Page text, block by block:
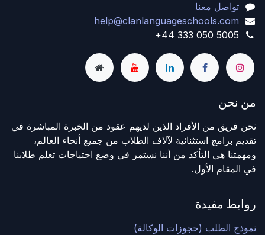
تواصل معنا
help@clanlanguageschools.com
+44 333 050 5005
من نحن
نحن فريق من الأفراد الذين لديهم عقود من الخبرة المباشرة في
تقديم برامج استثنائية لآلاف الطلاب من جميع أنحاء العالم،
ومهمتنا هي التأكد من أننا نستمر في وضع احتياجات تعلم طلابنا
في المقام الأول.
روابط مفيدة
نموذج الطلب (حجوزات الوكالة)